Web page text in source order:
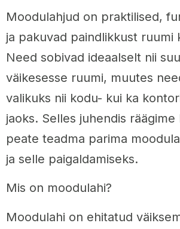
Moodulahjud on praktilised,
ja pakuvad paindlikkust ruumi
Need sobivad ideaalselt nii
väikesesse ruumi, muutes
valikuks nii kodu- kui ka
jaoks. Selles juhendis räägime
peate teadma parima
ja selle paigaldamiseks.
Mis on moodulahi?
Moodulahi on ehitatud